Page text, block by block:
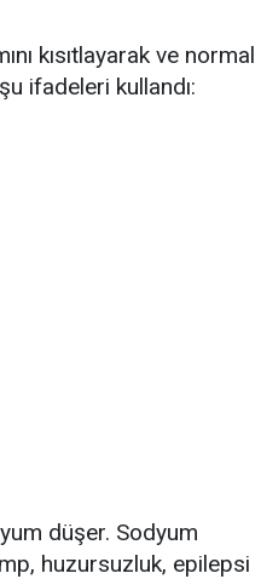
kısıtlayarak ve normal
ifadeleri kullandı:
düşer. Sodyum
huzursuzluk, epilepsi